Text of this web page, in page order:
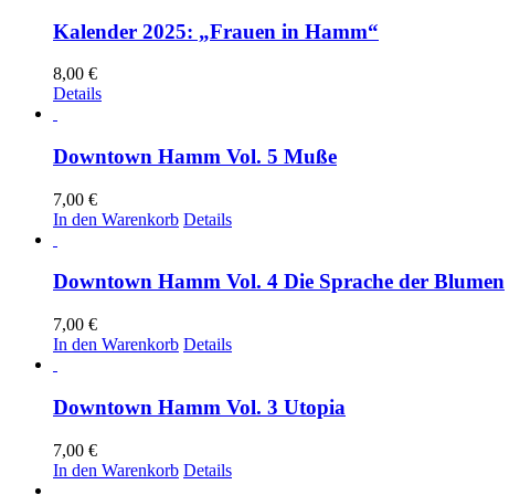
Kalender 2025: „Frauen in Hamm“
8,00 €
Details
Downtown Hamm Vol. 5 Muße
7,00 €
In den Warenkorb Details
Downtown Hamm Vol. 4 Die Sprache der Blumen
7,00 €
In den Warenkorb Details
Downtown Hamm Vol. 3 Utopia
7,00 €
In den Warenkorb Details